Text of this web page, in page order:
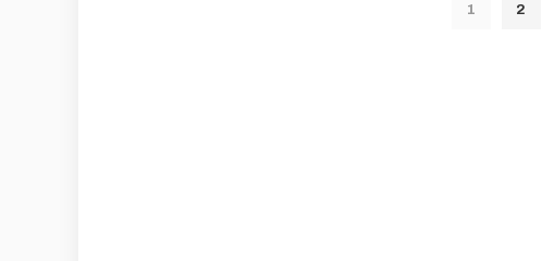
1 2